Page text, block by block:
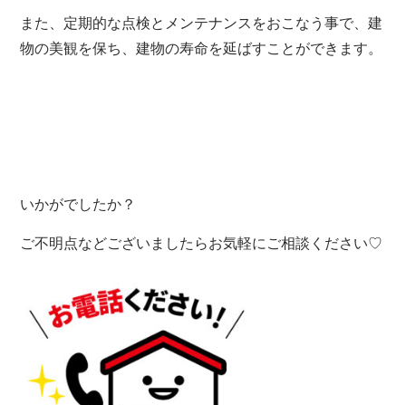
また、定期的な点検とメンテナンスをおこなう事で、建
物の美観を保ち、建物の寿命を延ばすことができます。
いかがでしたか？
ご不明点などございましたらお気軽にご相談ください♡